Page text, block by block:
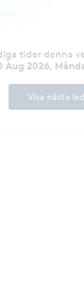
tider denna
Aug 2026,
Visa nästa